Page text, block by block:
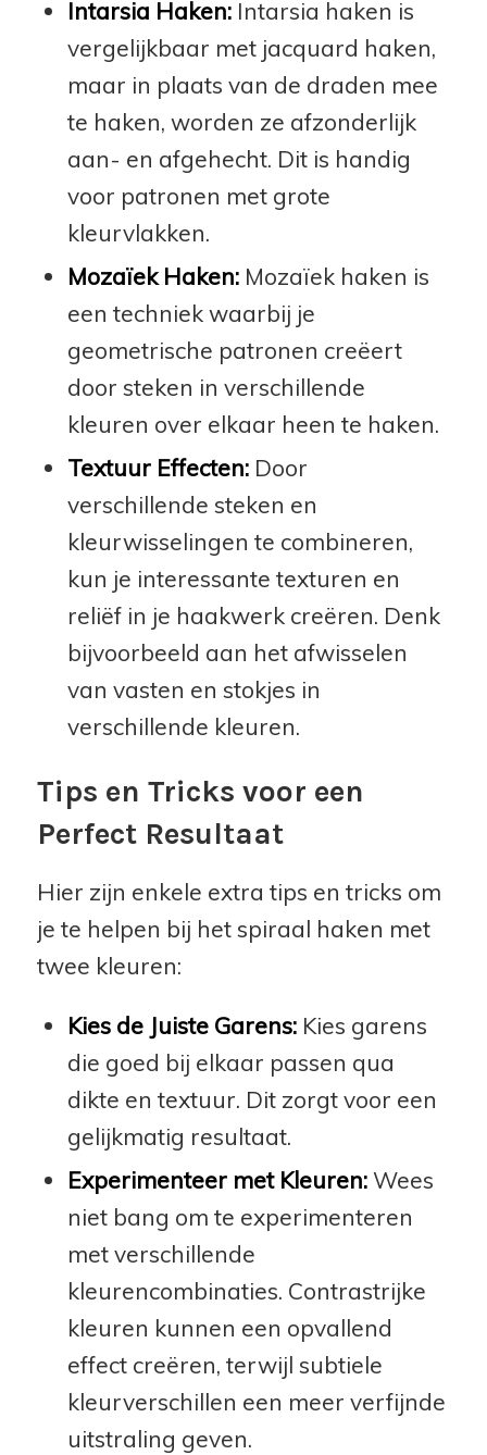
Intarsia Haken:Intarsia haken is
vergelijkbaar met jacquard haken,
maar in plaats van de draden mee
te haken, worden ze afzonderlijk
aan- en afgehecht. Dit is handig
voor patronen met grote
kleurvlakken.
Mozaïek Haken:Mozaïek haken is
een techniek waarbij je
geometrische patronen creëert
door steken in verschillende
kleuren over elkaar heen te haken.
Textuur Effecten:Door
verschillende steken en
kleurwisselingen te combineren,
kun je interessante texturen en
reliëf in je haakwerk creëren. Denk
bijvoorbeeld aan het afwisselen
van vasten en stokjes in
verschillende kleuren.
Tips en Tricks voor een
Perfect Resultaat
Hier zijn enkele extra tips en tricks om
je te helpen bij het spiraal haken met
twee kleuren:
Kies de Juiste Garens:Kies garens
die goed bij elkaar passen qua
dikte en textuur. Dit zorgt voor een
gelijkmatig resultaat.
Experimenteer met Kleuren:Wees
niet bang om te experimenteren
met verschillende
kleurencombinaties. Contrastrijke
kleuren kunnen een opvallend
effect creëren, terwijl subtiele
kleurverschillen een meer verfijnde
uitstraling geven.